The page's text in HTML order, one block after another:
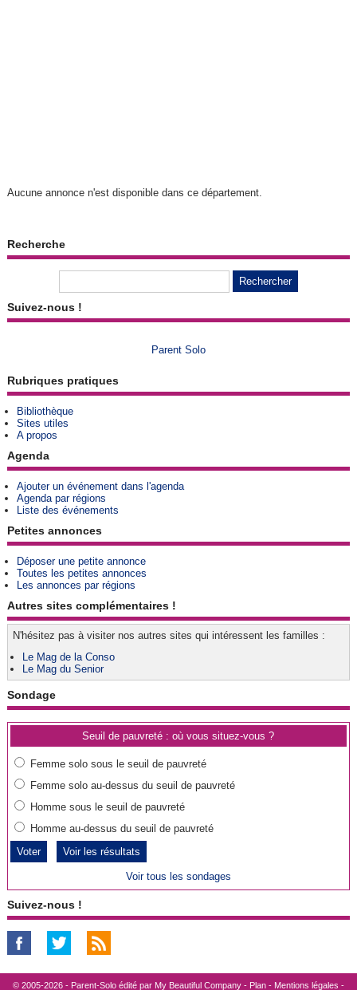
Aucune annonce n'est disponible dans ce département.
Recherche
Suivez-nous !
Parent Solo
Rubriques pratiques
Bibliothèque
Sites utiles
A propos
Agenda
Ajouter un événement dans l'agenda
Agenda par régions
Liste des événements
Petites annonces
Déposer une petite annonce
Toutes les petites annonces
Les annonces par régions
Autres sites complémentaires !
N'hésitez pas à visiter nos autres sites qui intéressent les familles :
Le Mag de la Conso
Le Mag du Senior
Sondage
Seuil de pauvreté : où vous situez-vous ?
Femme solo sous le seuil de pauvreté
Femme solo au-dessus du seuil de pauvreté
Homme sous le seuil de pauvreté
Homme au-dessus du seuil de pauvreté
Voir les résultats
Voir tous les sondages
Suivez-nous !
© 2005-2026 - Parent-Solo édité par My Beautiful Company- Plan- Mentions légales -